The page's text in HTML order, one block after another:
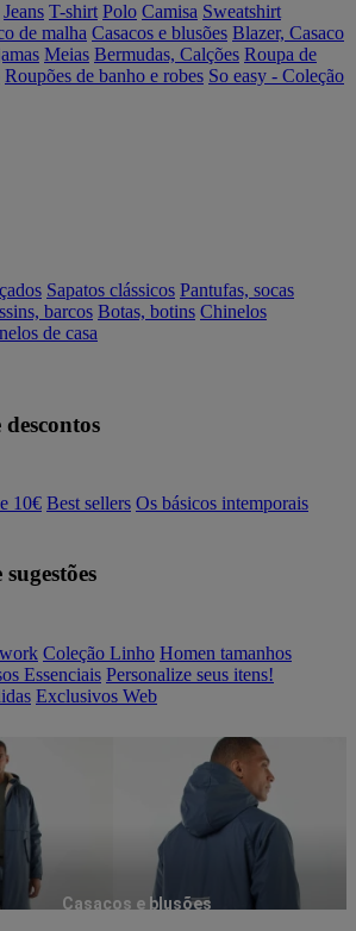
Jeans T-shirt Polo Camisa Sweatshirt
de malha Casacos e blusões Blazer, Casaco
Meias Bermudas, Calções Roupa de
Roupões de banho e robes So easy - Coleção
Sapatos clássicos Pantufas, socas
barcos Botas, botins Chinelos
de casa
descontos
10€ Best sellers Os básicos intemporais
Coleção Linho Homen tamanhos
Essenciais Personalize seus itens!
Exclusivos Web
Casacos e blusões